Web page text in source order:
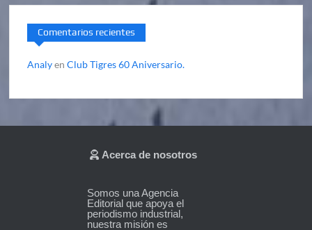
Comentarios recientes
AnalyenClub Tigres 60 Aniversario.
Acerca de nosotros
Somos una Agencia
Editorial que apoya el
periodismo industrial,
nuestra misión es